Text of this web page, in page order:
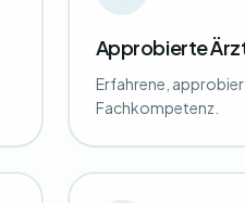
Approbierte
Erfahrene,
Fachkompetenz.